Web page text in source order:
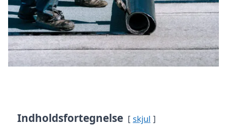
Indholdsfortegnelse skjul